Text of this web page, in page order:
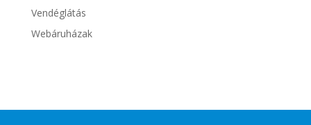
Vendéglátás
Webáruházak